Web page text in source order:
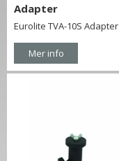
Adapter
Eurolite TVA-10S Adapter
Mer info